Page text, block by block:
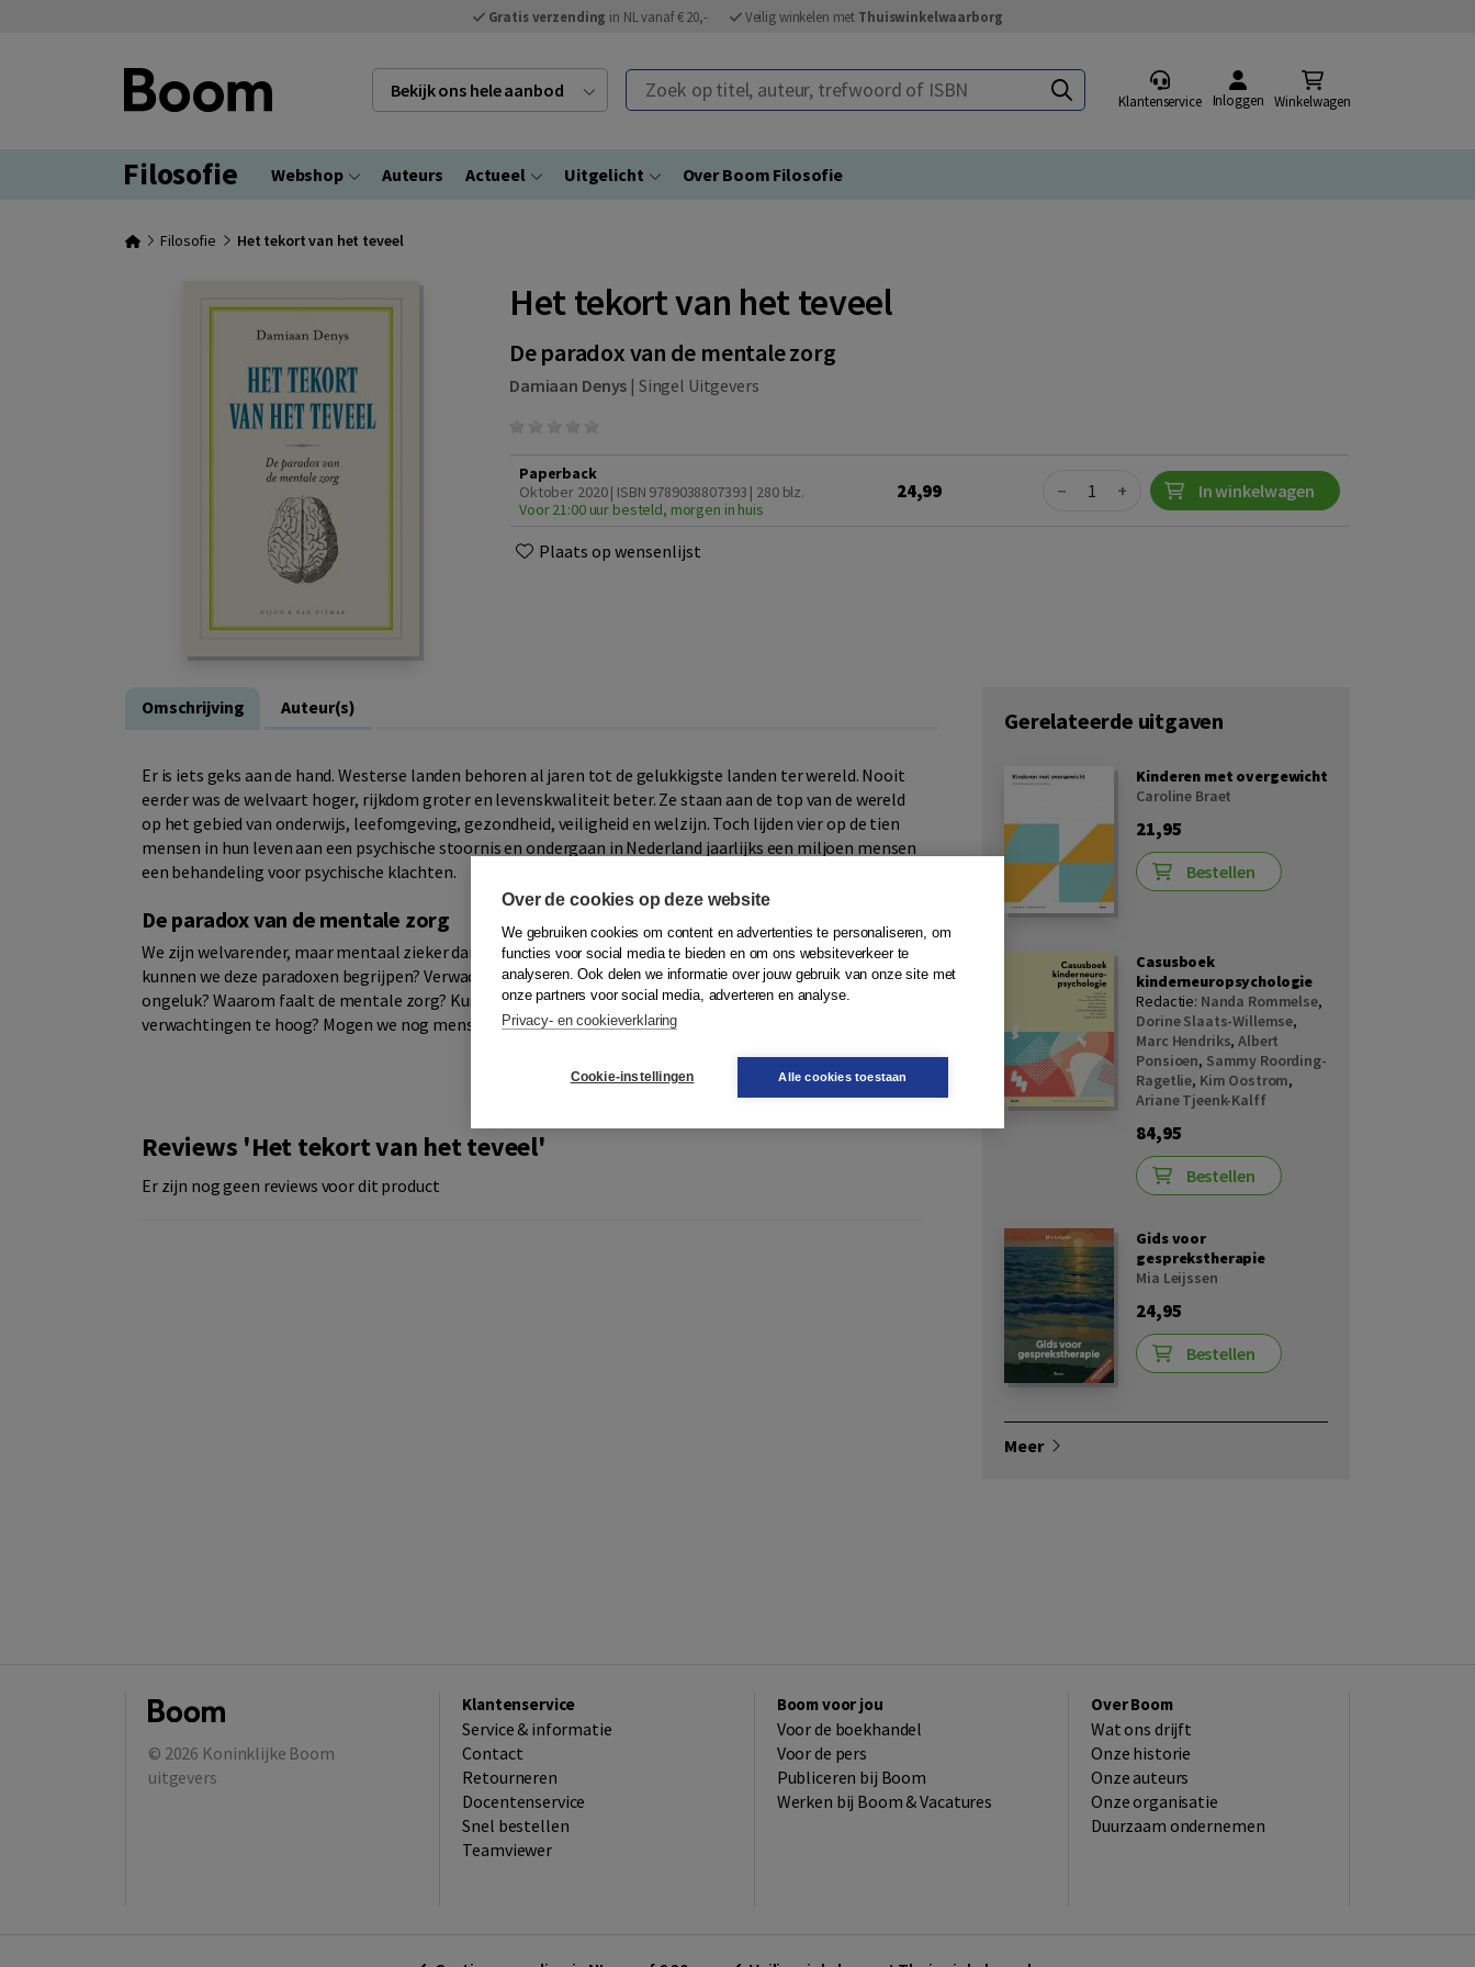
Gratis verzending in NL vanaf € 20,- Veilig winkelen met Thuiswinkelwaarborg
Bekijk ons hele aanbod Zoek op titel, auteur, trefwoord of ISBN
Klantenservice Inloggen Winkelwagen
Filosofie Webshop Auteurs Actueel Uitgelicht Over Boom Filosofie
Filosofie Het tekort van het teveel
Het tekort van het teveel
De paradox van de mentale zorg
Damiaan Denys | Singel Uitgevers
Paperback
Oktober 2020 | ISBN 9789038807393 | 280 blz.
Voor 21:00 uur besteld, morgen in huis
24,99 Quantity
− + In winkelwagen
Plaats op wensenlijst
Omschrijving Auteur(s)
Er is iets geks aan de hand. Westerse landen behoren al jaren tot de gelukkigste landen ter wereld. Nooit
eerder was de welvaart hoger, rijkdom groter en levenskwaliteit beter. Ze staan aan de top van de wereld
op het gebied van onderwijs, leefomgeving, gezondheid, veiligheid en welzijn. Toch lijden vier op de tien
mensen in hun leven aan een psychische stoornis en ondergaan in Nederland jaarlijks een miljoen mensen
een behandeling voor psychische klachten.
De paradox van de mentale zorg
We zijn welvarender, maar mentaal zieker dan ooit. We zijn gelukkiger, maar lijden meer dan ooit. Hoe
kunnen we deze paradoxen begrijpen? Verwachten we te veel van het leven? Brengt welvaart meer
ongeluk? Waarom faalt de mentale zorg? Kunnen we nog gezond en normaal lijden? Zijn onze
verwachtingen te hoog? Mogen we nog menselijk zijn?
Reviews 'Het tekort van het teveel'
Er zijn nog geen reviews voor dit product
Gerelateerde uitgaven
Kinderen met overgewicht
Caroline Braet
21,95
Bestellen
Casusboek
kinderneuropsychologie
Redactie: Nanda Rommelse,
Dorine Slaats-Willemse,
Marc Hendriks,Albert
Ponsioen, Sammy Roording-
Ragetlie, Kim Oostrom,
Ariane Tjeenk-Kalff
84,95
Bestellen
Gids voor
gesprekstherapie
Mia Leijssen
24,95
Bestellen
Meer
© 2026 Koninklijke Boom
uitgevers
Klantenservice
Service & informatie
Contact
Retourneren
Docentenservice
Snel bestellen
Teamviewer
Boom voor jou
Voor de boekhandel
Voor de pers
Publiceren bij Boom
Werken bij Boom & Vacatures
Over Boom
Wat ons drijft
Onze historie
Onze auteurs
Onze organisatie
Duurzaam ondernemen
Over de cookies op deze website
We gebruiken cookies om content en advertenties te personaliseren, om
functies voor social media te bieden en om ons websiteverkeer te
analyseren. Ook delen we informatie over jouw gebruik van onze site met
onze partners voor social media, adverteren en analyse.
Privacy- en cookieverklaring
Cookie-instellingen Alle cookies toestaan